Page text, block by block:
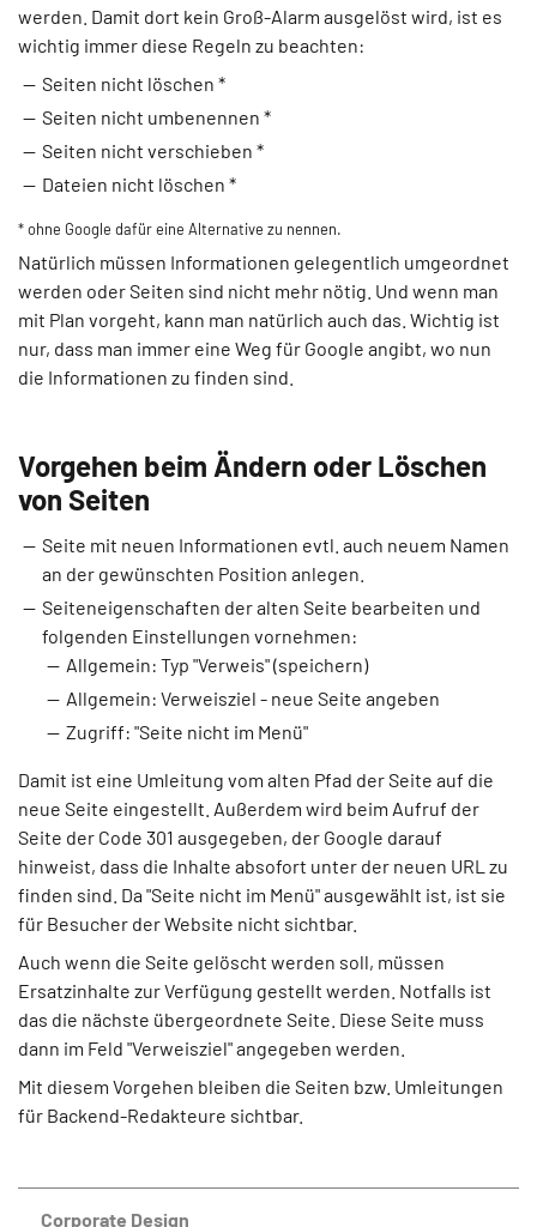
werden. Damit dort kein Groß-Alarm ausgelöst wird, ist es
wichtig immer diese Regeln zu beachten:
Seiten nicht löschen *
Seiten nicht umbenennen *
Seiten nicht verschieben *
Dateien nicht löschen *
* ohne Google dafür eine Alternative zu nennen.
Natürlich müssen Informationen gelegentlich umgeordnet
werden oder Seiten sind nicht mehr nötig. Und wenn man
mit Plan vorgeht, kann man natürlich auch das. Wichtig ist
nur, dass man immer eine Weg für Google angibt, wo nun
die Informationen zu finden sind.
Vorgehen beim Ändern oder Löschen
von Seiten
Seite mit neuen Informationen evtl. auch neuem Namen
an der gewünschten Position anlegen.
Seiteneigenschaften der alten Seite bearbeiten und
folgenden Einstellungen vornehmen:
Allgemein: Typ "Verweis" (speichern)
Allgemein: Verweisziel - neue Seite angeben
Zugriff: "Seite nicht im Menü"
Damit ist eine Umleitung vom alten Pfad der Seite auf die
neue Seite eingestellt. Außerdem wird beim Aufruf der
Seite der Code 301 ausgegeben, der Google darauf
hinweist, dass die Inhalte absofort unter der neuen URL zu
finden sind. Da "Seite nicht im Menü" ausgewählt ist, ist sie
für Besucher der Website nicht sichtbar.
Auch wenn die Seite gelöscht werden soll, müssen
Ersatzinhalte zur Verfügung gestellt werden. Notfalls ist
das die nächste übergeordnete Seite. Diese Seite muss
dann im Feld "Verweisziel" angegeben werden.
Mit diesem Vorgehen bleiben die Seiten bzw. Umleitungen
für Backend-Redakteure sichtbar.
Corporate Design